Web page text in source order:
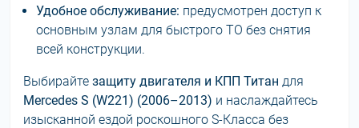
Удобное обслуживание: предусмотрен доступ к
основным узлам для быстрого ТО без снятия
всей конструкции.
Выбирайте защиту двигателя и КПП Титан для
Mercedes S (W221) (2006–2013) и наслаждайтесь
изысканной ездой роскошного S-Класса без